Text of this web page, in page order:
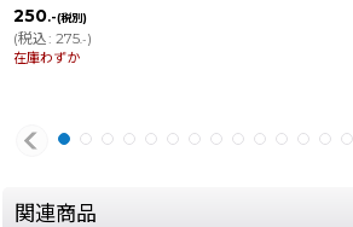
250.-(税別)
(税込: 275.-)
在庫わずか
関連商品